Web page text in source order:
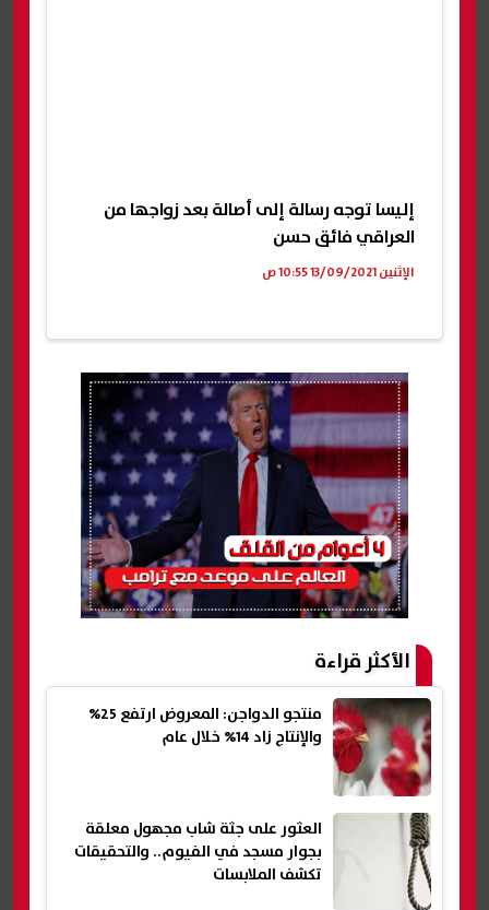
إليسا توجه رسالة إلى أصالة بعد زواجها من
العراقي فائق حسن
الإثنين 13/09/2021 10:55 ص
الأكثر قراءة
منتجو الدواجن: المعروض ارتفع 25%
والإنتاج زاد 14% خلال عام
العثور على جثة شاب مجهول معلقة
بجوار مسجد في الفيوم.. والتحقيقات
تكشف الملابسات